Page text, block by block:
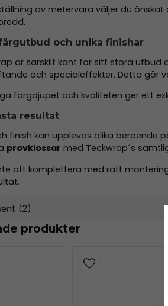
av metervara väljer du önskat
och unika finishar
är särskilt känt för sitt stora utbud
och specialeffekter. Detta gör
färgdjupet och kvaliteten ger ett
resultat
finish kan upplevas olika beroende
provklossar med Teckwrap´s
att komplettera med rätt
(2)
teckwrap-datasheet.pdf
produkter